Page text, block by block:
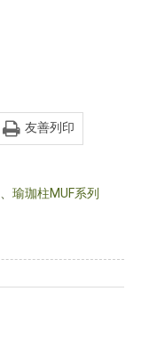
友善列印
、瑜珈柱MUF系列